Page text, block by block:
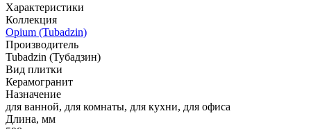
Характеристики
Коллекция
Opium (Tubadzin)
Производитель
Tubadzin (Тубадзин)
Вид плитки
Керамогранит
Назначение
для ванной, для комнаты, для кухни, для офиса
Длина, мм